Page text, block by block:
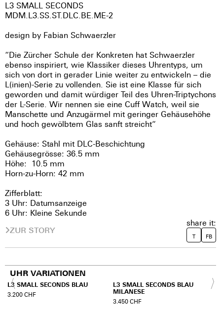
L3 SMALL SECONDS
MDM.L3.SS.ST.DLC.BE.ME-2
design by Fabian Schwaerzler
“Die Zürcher Schule der Konkreten hat Schwaerzler
ebenso inspiriert, wie Klassiker dieses Uhrentyps, um
sich von dort in gerader Linie weiter zu entwickeln – die
L(inien)-Serie zu vollenden. Sie ist eine Klasse für sich
geworden und damit würdiger Teil des Uhren-Triptychons
der L-Serie. Wir nennen sie eine Cuff Watch, weil sie
Manschette und Anzugärmel mit geringer Gehäusehöhe
und hoch gewölbtem Glas sanft streicht”
Gehäuse: Stahl mit DLC-Beschichtung
Gehäusegrösse: 36.5 mm
Höhe: 10.5 mm
Horn-zu-Horn: 42 mm
Zifferblatt:
3 Uhr: Datumsanzeige
6 Uhr: Kleine Sekunde
ZUR STORY
share it:
T FB
UHR VARIATIONEN
L3 SMALL SECONDS BLAU
3.200CHF
L3 SMALL SECONDS BLAU
MILANESE
3.450CHF